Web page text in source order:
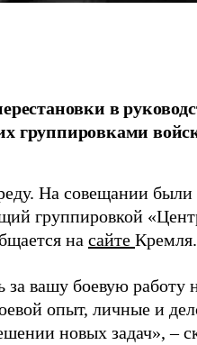
в
группировками
На совещании были
группировкой
на сайте Кремля.
за вашу боевую работу
опыт, личные и
новых задач», –